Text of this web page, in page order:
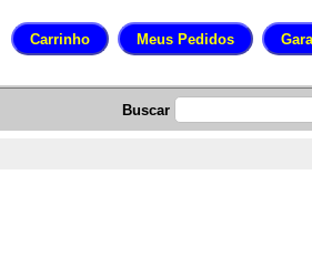
Buscar